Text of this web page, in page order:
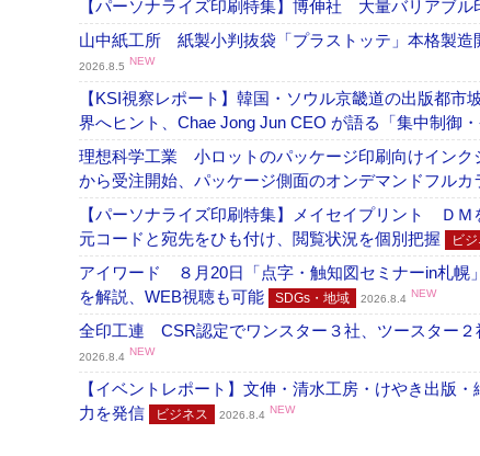
【パーソナライズ印刷特集】博伸社 大量バリアブ
山中紙工所 紙製小判抜袋「プラストッテ」本格製
2026.8.5 NEW
【KSI視察レポート】韓国・ソウル京畿道の出版都
界へヒント、Chae Jong Jun CEO が語る「集中制御・
理想科学工業 小ロットのパッケージ印刷向けイン
から受注開始、パッケージ側面のオンデマンドフルカ
【パーソナライズ印刷特集】メイセイプリント Ｄ
元コードと宛先をひも付け、閲覧状況を個別把握
ビ
アイワード ８月20日「点字・触知図セミナーin札
を解説、WEB視聴も可能
SDGs・地域 2026.8.4 NEW
全印工連 CSR認定でワンスター３社、ツースター
2026.8.4 NEW
【イベントレポート】文伸・清水工房・けやき出
力を発信
ビジネス 2026.8.4 NEW